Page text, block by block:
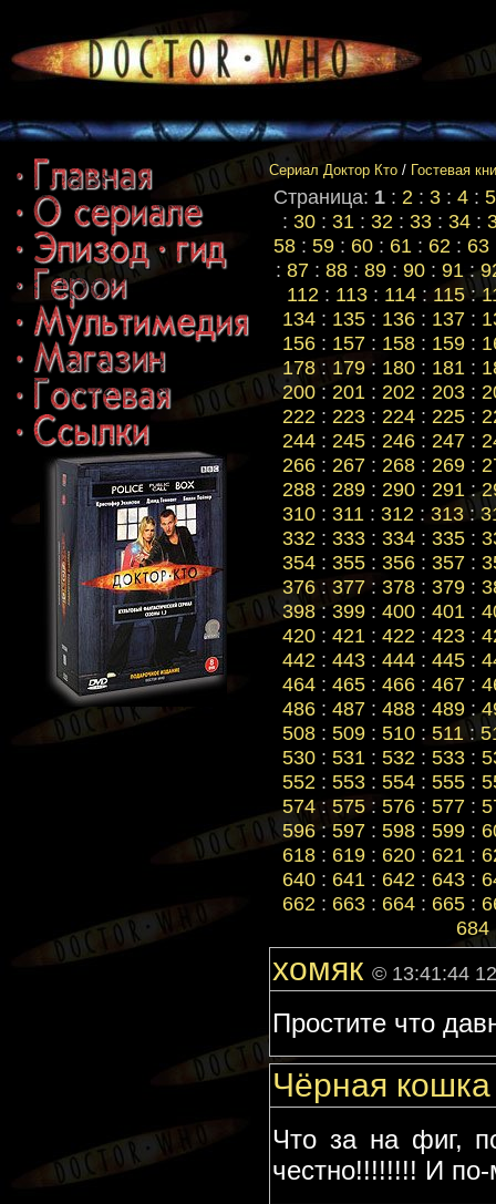
Сериал Доктор Кто / Гостевая
Страница: 1 : 2 : 3 : 4 : 5
: 30: 31 : 32 : 33: 34:
58 : 59 : 60 : 61 : 62 : 63
: 87: 88: 89: 90: 91 :
112 : 113: 114: 115:
134: 135: 136: 137:
156: 157: 158: 159:
178: 179: 180: 181 :
200 : 201 : 202 : 203 :
222 : 223: 224: 225:
244: 245: 246: 247:
266: 267: 268: 269:
288: 289: 290: 291 :
310 : 311 : 312 : 313 :
332 : 333: 334: 335:
354: 355: 356: 357:
376: 377: 378: 379:
398 : 399 : 400 : 401 :
420: 421 : 422 : 423:
442 : 443: 444: 445:
464: 465: 466: 467:
486: 487: 488: 489:
508 : 509 : 510 : 511 :
530: 531 : 532 : 533:
552 : 553: 554: 555:
574: 575: 576: 577:
596 : 597 : 598 : 599 :
618: 619: 620: 621 :
640: 641 : 642 : 643:
662 : 663: 664: 665:
684
хомяк © 13:41:44
Простите что
Чёрная
Что за на фиг,
честно!!!!!!!! И